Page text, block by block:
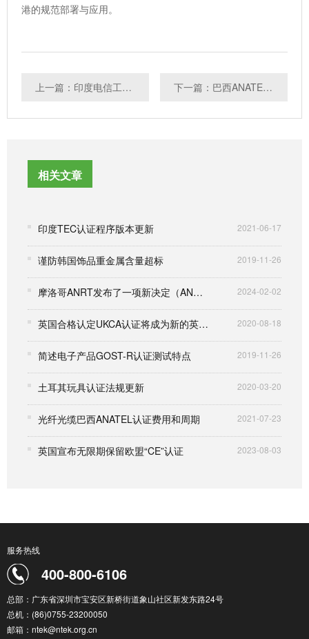
港的规范部署与应用。
上一篇：印度电信工程中心就多项标准启动公众咨询 下一篇：巴西ANATEL发布第18086法令更新进口规则
相关文章
印度TEC认证程序版本更新 2021-06-17
谨防韩国饰品重金属含量超标 2019-11-26
摩洛哥ANRT发布了一项新决定（ANRT/DG/N°12/23） 2024-02-02
英国合格认定UKCA认证将成为新的英国产品认证 2020-08-18
简述电子产品GOST-R认证测试特点 2019-11-26
土耳其玩具认证法规更新 2020-03-20
光纤光缆巴西ANATEL认证费用和周期 2021-07-23
英国宣布无限期保留欧盟“CE”认证 2023-08-03
服务热线
400-800-6106
总部：广东省深圳市宝安区新桥街道象山社区新发东路24号
总机：(86)0755-23200050
邮箱：ntek@ntek.org.cn